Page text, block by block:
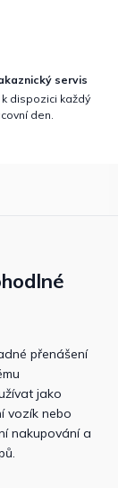
servis
k dispozici každý
den.
přenášení
jako
vozík nebo
nakupování a